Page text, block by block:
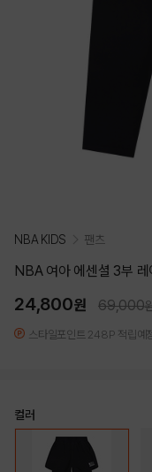
NBA KIDS 팬츠
NBA 여아 에센셜 3부
24,800원 69,000
스타일포인트 248P 적립예정
컬러